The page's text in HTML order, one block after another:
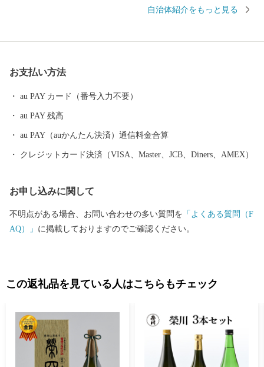
皆様からのご寄付をもとに、先人の方々が築いてきた歴史・文化
支援プロジェクトを推進することで、安心して子育てができる環
境をつくり、人口減少という課題に対応していきます。 さら
ウンテン』をはじめ、地域資源を生かしたレジャーアクティビテ
ィやイベント等によって、皆様をお迎えいたします。 ふるさと
納税をきっかけに磐梯町を訪れていただいた際には、皆様からの
自治体紹介をもっと見る
お支払い方法
au PAY カード（番号入力不要）
au PAY 残高
au PAY（auかんたん決済）通信料金合算
クレジットカード決済（VISA、Master、JCB、Diners、AMEX）
お申し込みに関して
不明点がある場合、お問い合わせの多い質問を 「よくある質問（F
AQ）」 に掲載しておりますのでご確認ください。
この返礼品を見ている人はこちらもチェック